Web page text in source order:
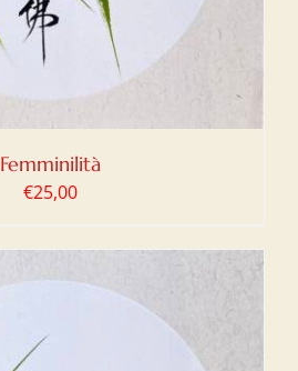
Femminilità
€25,00